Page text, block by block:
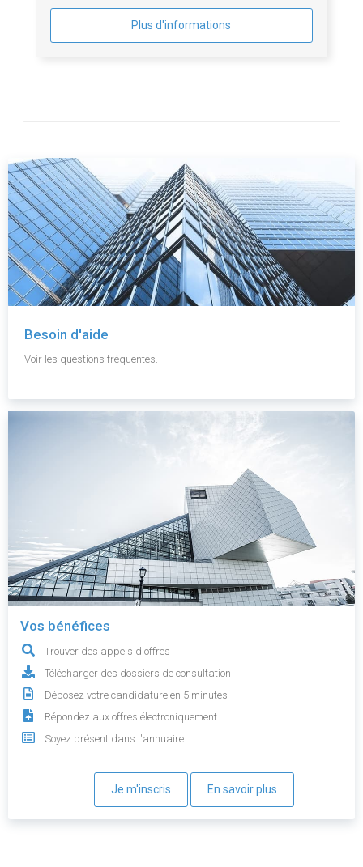
Plus d'informations
Besoin d'aide
Voir les questions fréquentes.
Vos bénéfices
Trouver des appels d'offres
Télécharger des dossiers de consultation
Déposez votre candidature en 5 minutes
Répondez aux offres électroniquement
Soyez présent dans l'annuaire
Je m'inscris En savoir plus